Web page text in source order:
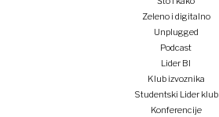
Zeleno i digitalno
Unplugged
Podcast
Lider BI
Klub izvoznika
Studentski Lider klub
Konferencije